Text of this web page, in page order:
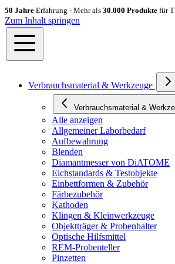
50 Jahre Erfahrung - Mehr als 30.000 Produkte für
Zum Inhalt springen
Verbrauchsmaterial & Werkzeuge
Verbrauchsmaterial &
Alle anzeigen
Allgemeiner Laborbedarf
Aufbewahrung
Blenden
Diamantmesser von DiATOME
Eichstandards & Testobjekte
Einbettformen & Zubehör
Färbezubehör
Kathoden
Klingen & Kleinwerkzeuge
Objektträger & Probenhalter
Optische Hilfsmittel
REM-Probenteller
Pinzetten